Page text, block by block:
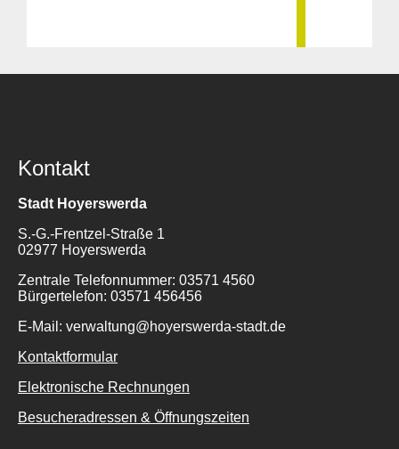
Suche
für:
Kontakt
Stadt Hoyerswerda
S.-G.-Frentzel-Straße 1
02977 Hoyerswerda
Zentrale Telefonnummer: 03571 4560
Bürgertelefon: 03571 456456
E-Mail: verwaltung@hoyerswerda-stadt.de
Kontaktformular
Elektronische Rechnungen
Besucheradressen & Öffnungszeiten